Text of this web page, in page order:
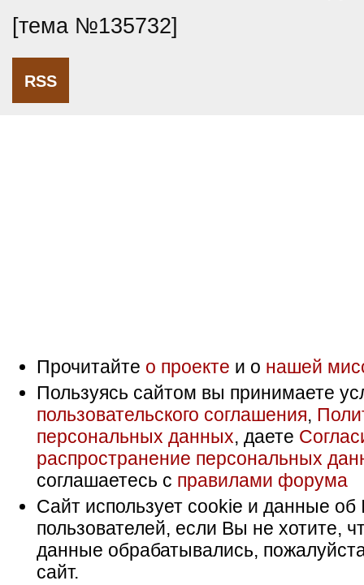
[тема №135732]
RSS
Прочитайте о проекте и о нашей
Пользуясь сайтом вы принимаете
пользовательского соглашения,
персональных данных, даете
распространение персональных
соглашаетесь с правилами форума
Сайт использует cookie и данные об
пользователей, если Вы не хотите,
данные обрабатывались,
сайт.